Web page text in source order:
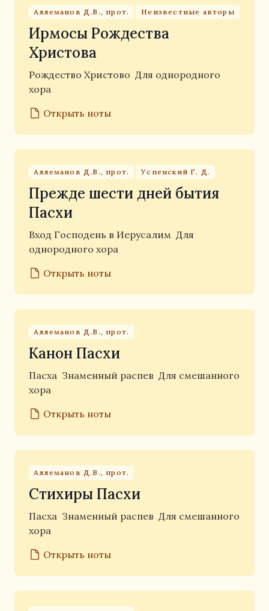
Аллеманов Д.В., прот. Неизвестные авторы
Ирмосы Рождества
Христова
Рождество Христово Для однородного
хора
Открыть ноты
Аллеманов Д.В., прот. Успенский Г. Д.
Прежде шести дней бытия
Пасхи
Вход Господень в Иерусалим Для
однородного хора
Открыть ноты
Аллеманов Д.В., прот.
Канон Пасхи
Пасха Знаменный распев Для смешанного
хора
Открыть ноты
Аллеманов Д.В., прот.
Стихиры Пасхи
Пасха Знаменный распев Для смешанного
хора
Открыть ноты